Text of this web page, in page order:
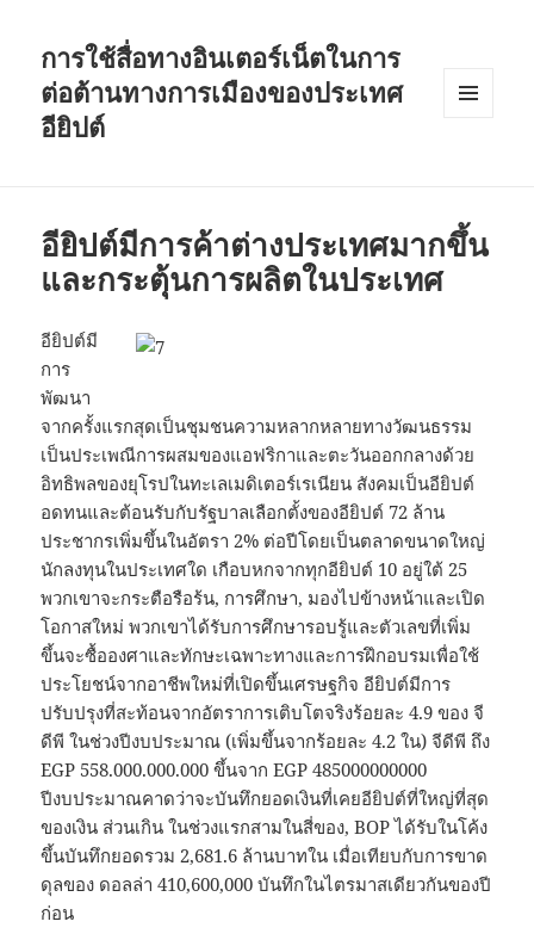
การใช้สื่อทางอินเตอร์เน็ตในการ
ต่อต้านทางการเมืองของประเทศ
อียิปต์
อียิปต์มีการค้าต่างประเทศมากขึ้น
และกระตุ้นการผลิตในประเทศ
อียิปต์มี
การ
พัฒนา
จากครั้งแรกสุดเป็นชุมชนความหลากหลายทางวัฒนธรรม
เป็นประเพณีการผสมของแอฟริกาและตะวันออกกลางด้วย
อิทธิพลของยุโรปในทะเลเมดิเตอร์เรเนียน สังคมเป็นอียิปต์
อดทนและต้อนรับกับรัฐบาลเลือกตั้งของอียิปต์ 72 ล้าน
ประชากรเพิ่มขึ้นในอัตรา 2% ต่อปีโดยเป็นตลาดขนาดใหญ่
นักลงทุนในประเทศใด เกือบหกจากทุกอียิปต์ 10 อยู่ใต้ 25
พวกเขาจะกระตือรือร้น, การศึกษา, มองไปข้างหน้าและเปิด
โอกาสใหม่ พวกเขาได้รับการศึกษารอบรู้และตัวเลขที่เพิ่ม
ขึ้นจะซื้อองศาและทักษะเฉพาะทางและการฝึกอบรมเพื่อใช้
ประโยชน์จากอาชีพใหม่ที่เปิดขึ้นเศรษฐกิจ อียิปต์มีการ
ปรับปรุงที่สะท้อนจากอัตราการเติบโตจริงร้อยละ 4.9 ของ จี
ดีพี ในช่วงปีงบประมาณ (เพิ่มขึ้นจากร้อยละ 4.2 ใน) จีดีพี ถึง
EGP 558.000.000.000 ขึ้นจาก EGP 485000000000
ปีงบประมาณคาดว่าจะบันทึกยอดเงินที่เคยอียิปต์ที่ใหญ่ที่สุด
ของเงิน ส่วนเกิน ในช่วงแรกสามในสี่ของ, BOP ได้รับในโค้ง
ขึ้นบันทึกยอดรวม 2,681.6 ล้านบาทใน เมื่อเทียบกับการขาด
ดุลของ ดอลล่า 410,600,000 บันทึกในไตรมาสเดียวกันของปี
ก่อน